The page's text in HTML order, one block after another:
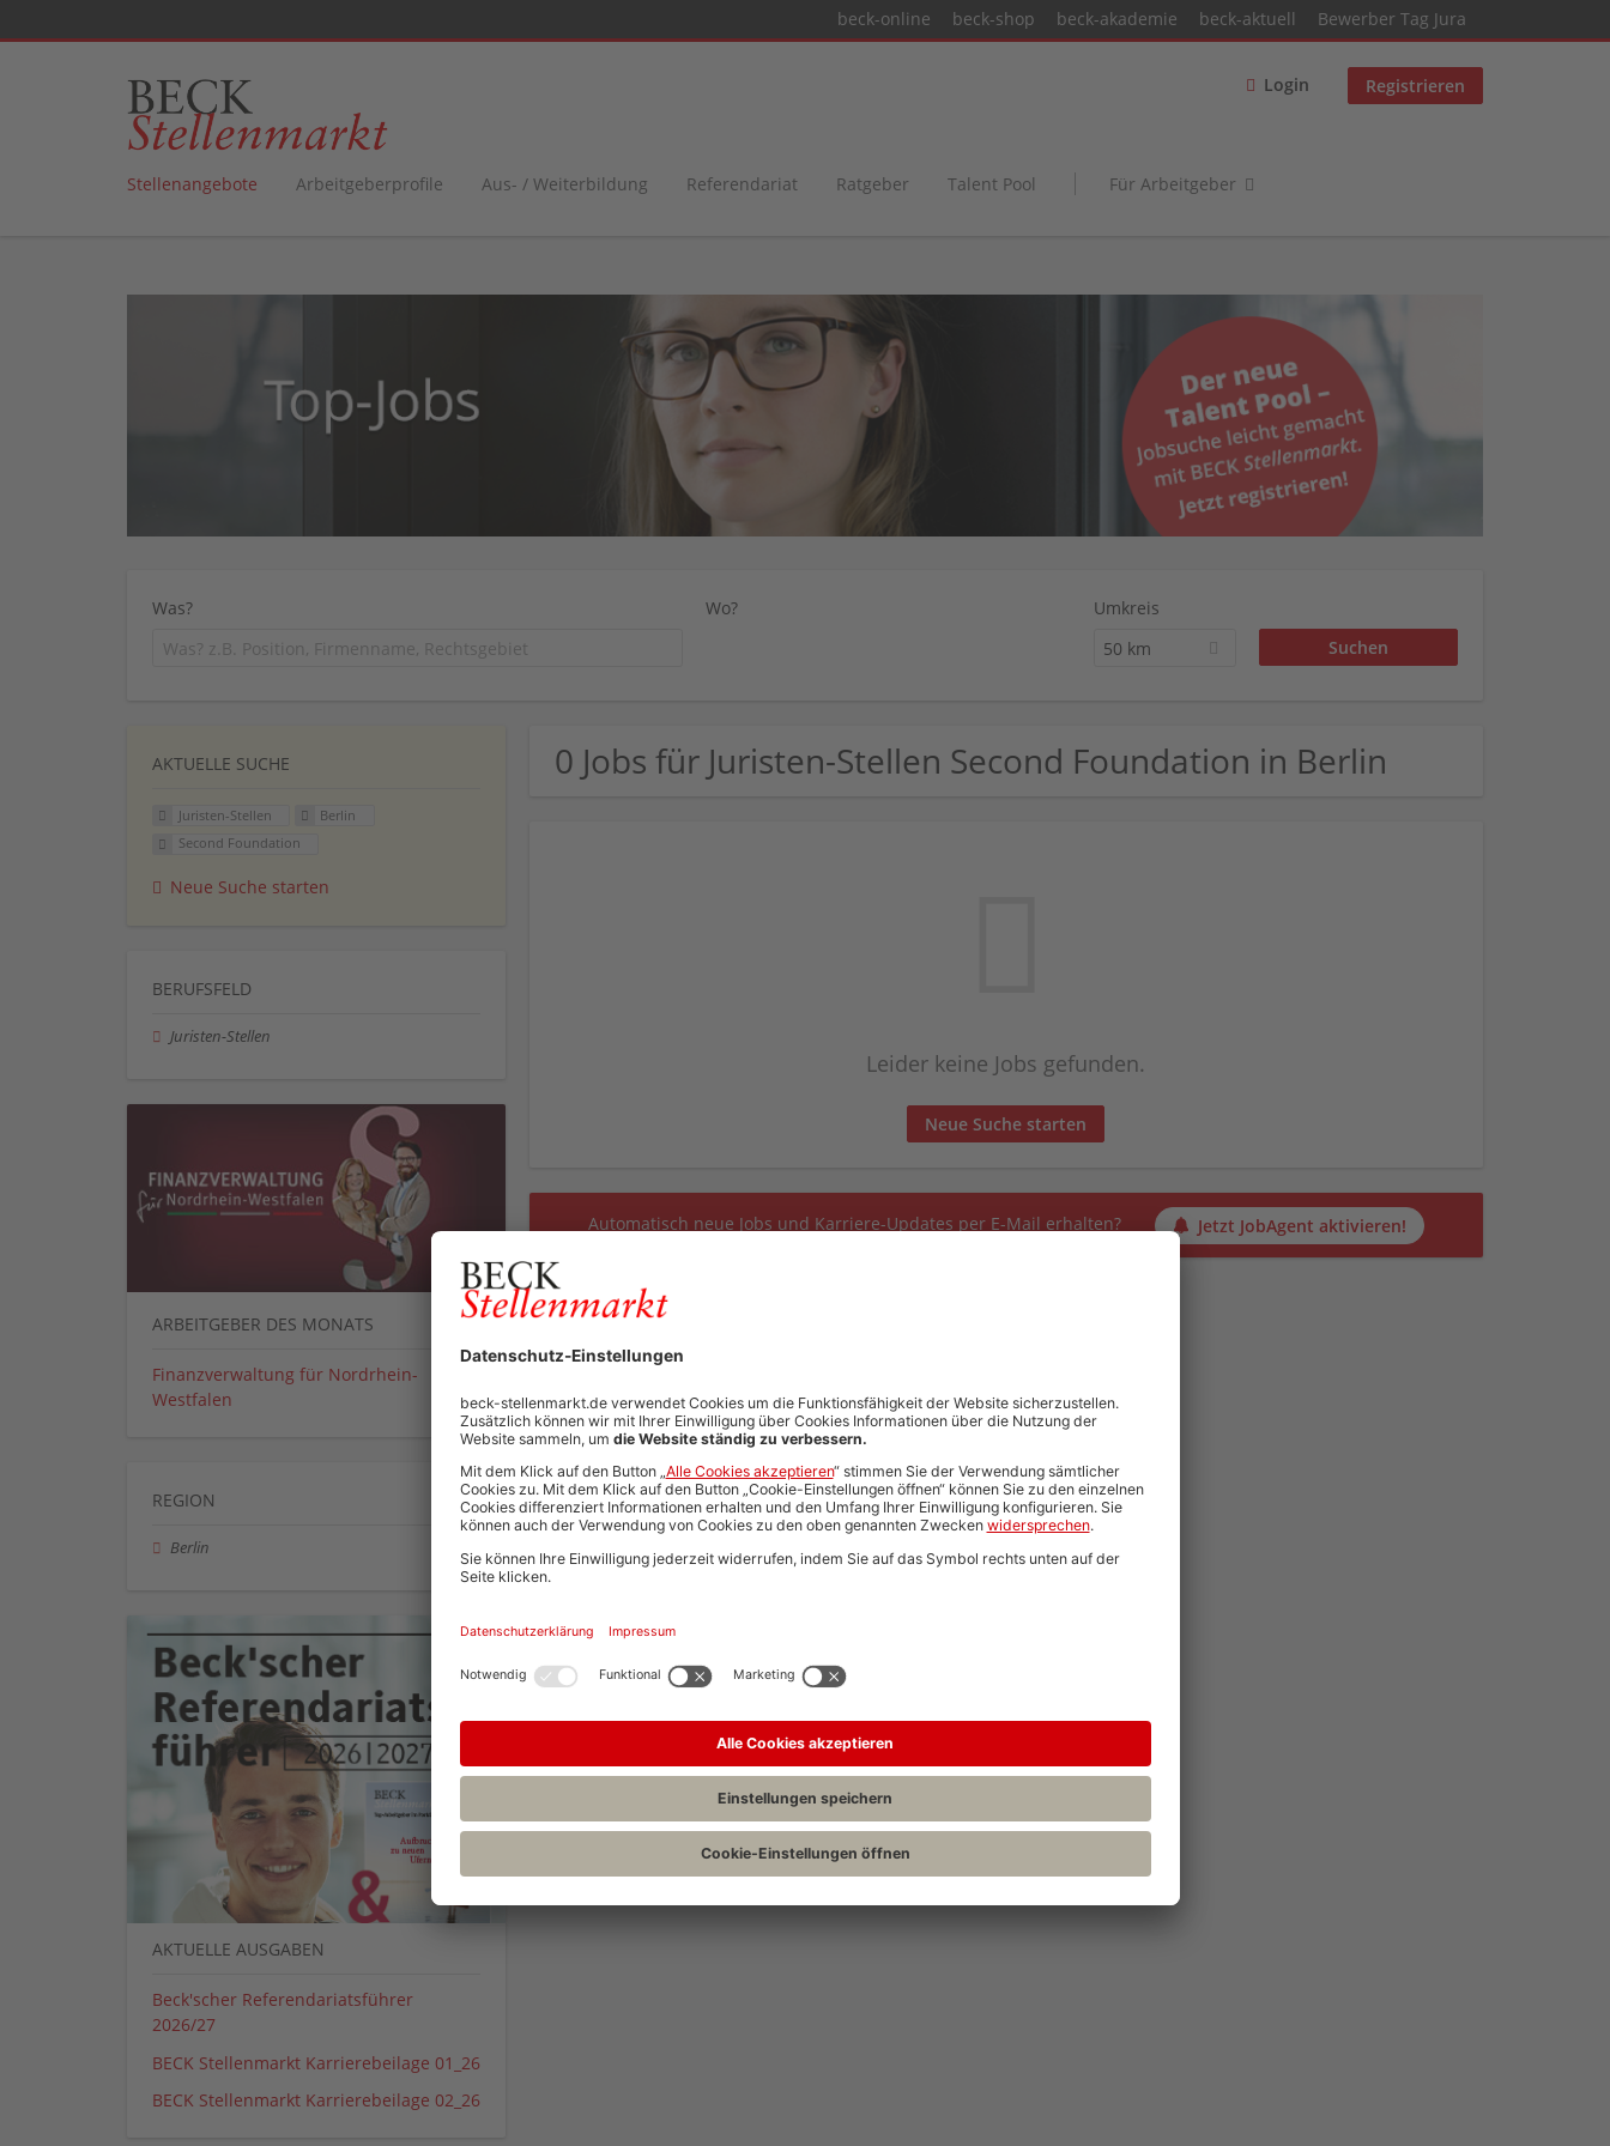
beck-online beck-shop beck-akademie beck-aktuell Bewerber Tag Jura
Login Registrieren
Stellenangebote Arbeitgeberprofile Aus- / Weiterbildung Referendariat Ratgeber Talent Pool Für Arbeitgeber
Was? Wo?
Umkreis
50 km
0 Jobs für Juristen-Stellen Second Foundation in Berlin
Leider keine Jobs gefunden.
Neue Suche starten
Automatisch neue Jobs und Karriere-Updates per E-Mail erhalten? Jetzt JobAgent aktivieren!
AKTUELLE SUCHE
Juristen-Stellen
Berlin
Second Foundation
Neue Suche starten
BERUFSFELD
Juristen-Stellen
ARBEITGEBER DES MONATS
Finanzverwaltung für Nordrhein-
Westfalen
REGION
Berlin
AKTUELLE AUSGABEN
Beck'scher Referendariatsführer
2026/27
BECK Stellenmarkt Karrierebeilage 01_26
BECK Stellenmarkt Karrierebeilage 02_26